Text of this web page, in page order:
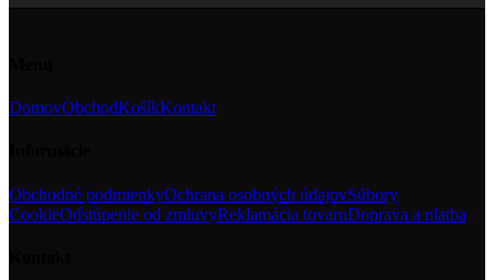
DomovObchodKošíkKontakt
Obchodné podmienkyOchrana osobných údajovSúbory
CookieOdstúpenie od zmluvyReklamácia tovaruDoprava a platba